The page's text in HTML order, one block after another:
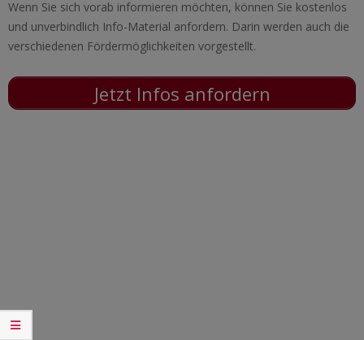
Wenn Sie sich vorab informieren möchten, können Sie kostenlos
und unverbindlich Info-Material anfordern. Darin werden auch die
verschiedenen Fördermöglichkeiten vorgestellt.
Jetzt Infos anfordern